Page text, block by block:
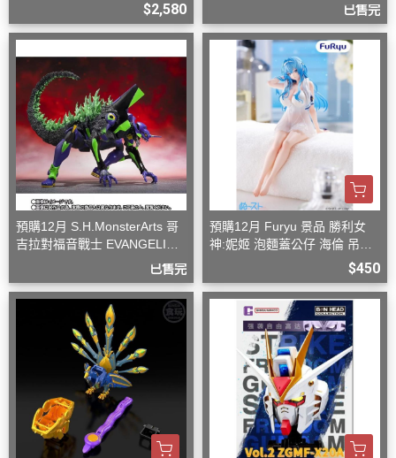
$2,580 已售完
預購12月 S.H.MonsterArts 哥
吉拉對福音戰士 EVANGELION
已售完
預購12月 Furyu 景品 勝利女
神:妮姬 泡麵蓋公仔 海倫 吊帶
$450